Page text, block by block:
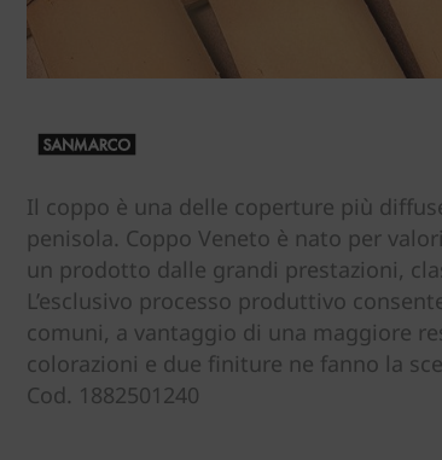
Il coppo è una delle coperture più
penisola. Coppo Veneto è nato per
un prodotto dalle grandi prestazioni,
L’esclusivo processo produttivo
comuni, a vantaggio di una maggiore
colorazioni e due finiture ne fanno la
Cod. 1882501240